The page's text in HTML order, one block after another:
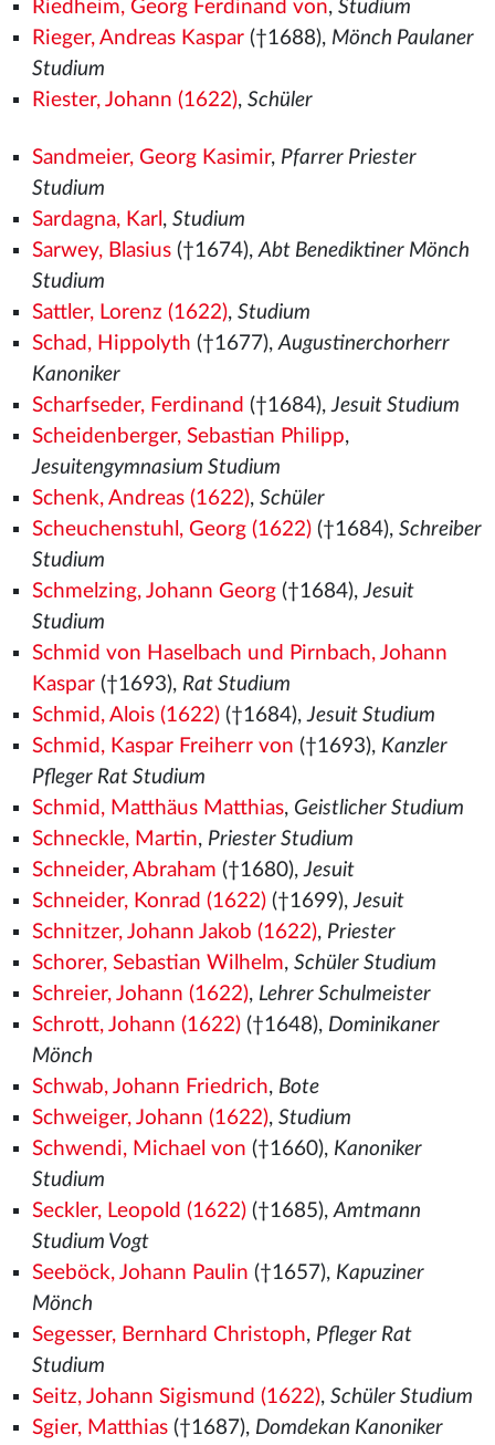
Riedheim, Georg Ferdinand von, Studium
Rieger, Andreas Kaspar(†1688), Mönch Paulaner
Studium
Riester, Johann (1622), Schüler
Sandmeier, Georg Kasimir, Pfarrer Priester
Studium
Sardagna, Karl , Studium
Sarwey, Blasius(†1674),Abt Benediktiner Mönch
Studium
Sattler, Lorenz (1622), Studium
Schad, Hippolyth (†1677),Augustinerchorherr
Kanoniker
Scharfseder, Ferdinand (†1684),Jesuit Studium
Scheidenberger, Sebastian Philipp,
Jesuitengymnasium Studium
Schenk, Andreas (1622), Schüler
Scheuchenstuhl, Georg (1622)(†1684), Schreiber
Studium
Schmelzing, Johann Georg(†1684),Jesuit
Studium
Schmid von Haselbach und Pirnbach, Johann
Kaspar(†1693), Rat Studium
Schmid, Alois (1622)(†1684),Jesuit Studium
Schmid, Kaspar Freiherr von (†1693), Kanzler
Pfleger Rat Studium
Schmid, Matthäus Matthias, Geistlicher Studium
Schneckle, Martin, Priester Studium
Schneider, Abraham (†1680),Jesuit
Schneider, Konrad (1622)(†1699),Jesuit
Schnitzer, Johann Jakob (1622), Priester
Schorer, Sebastian Wilhelm, Schüler Studium
Schreier, Johann (1622), Lehrer Schulmeister
Schrott, Johann (1622)(†1648), Dominikaner
Mönch
Schwab, Johann Friedrich, Bote
Schweiger, Johann (1622), Studium
Schwendi, Michael von (†1660), Kanoniker
Studium
Seckler, Leopold (1622)(†1685),Amtmann
Studium Vogt
Seeböck, Johann Paulin (†1657), Kapuziner
Mönch
Segesser, Bernhard Christoph, Pfleger Rat
Studium
Seitz, Johann Sigismund (1622), Schüler Studium
Sgier, Matthias(†1687), Domdekan Kanoniker